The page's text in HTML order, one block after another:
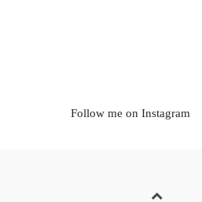
Follow me on Instagram